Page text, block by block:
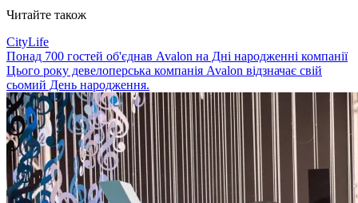
Читайте також
CityLife
Понад 700 гостей об'єднав Avalon на Дні народженні компанії
Цього року девелоперська компанія Avalon відзначає свій
сьомий День народження.